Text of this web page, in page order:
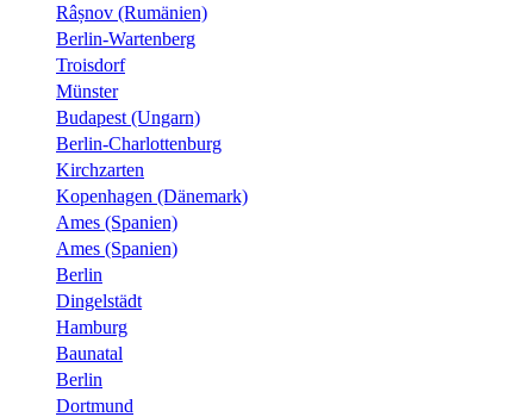
Râșnov (Rumänien)
Berlin-Wartenberg
Troisdorf
Münster
Budapest (Ungarn)
Berlin-Charlottenburg
Kirchzarten
Kopenhagen (Dänemark)
Ames (Spanien)
Ames (Spanien)
Berlin
Dingelstädt
Hamburg
Baunatal
Berlin
Dortmund